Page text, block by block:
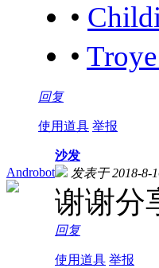
•
•
回复
使用道具 举报
Androbot
沙发
发表于 2018-8-
谢谢分
回复
使用道具 举报